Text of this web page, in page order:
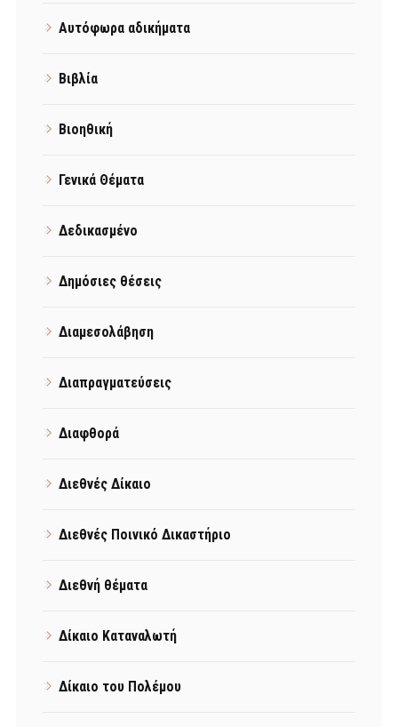
Αυτόφωρα αδικήματα
Βιβλία
Βιοηθική
Γενικά Θέματα
Δεδικασμένο
Δημόσιες θέσεις
Διαμεσολάβηση
Διαπραγματεύσεις
Διαφθορά
Διεθνές Δίκαιο
Διεθνές Ποινικό Δικαστήριο
Διεθνή θέματα
Δίκαιο Καταναλωτή
Δίκαιο του Πολέμου